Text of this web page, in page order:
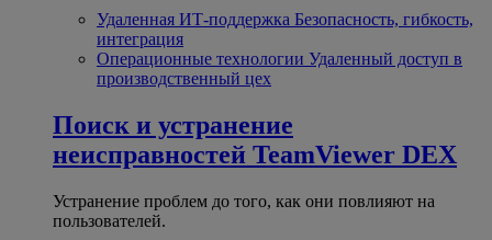
Удаленная ИТ-поддержка Безопасность, гибкость,
интеграция
Операционные технологии Удаленный доступ в
производственный цех
Поиск и устранение
неисправностей TeamViewer DEX
Устранение проблем до того, как они повлияют на
пользователей.